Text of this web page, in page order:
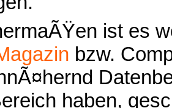
ist es
bzw.
haben,